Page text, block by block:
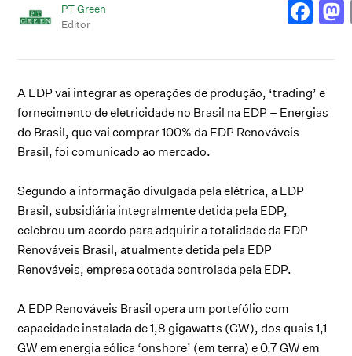
PT Green
Editor
A EDP vai integrar as operações de produção, ‘trading’ e
fornecimento de eletricidade no Brasil na EDP – Energias
do Brasil, que vai comprar 100% da EDP Renováveis
Brasil, foi comunicado ao mercado.
Segundo a informação divulgada pela elétrica, a EDP
Brasil, subsidiária integralmente detida pela EDP,
celebrou um acordo para adquirir a totalidade da EDP
Renováveis Brasil, atualmente detida pela EDP
Renováveis, empresa cotada controlada pela EDP.
A EDP Renováveis Brasil opera um portefólio com
capacidade instalada de 1,8 gigawatts (GW), dos quais 1,1
GW em energia eólica ‘onshore’ (em terra) e 0,7 GW em